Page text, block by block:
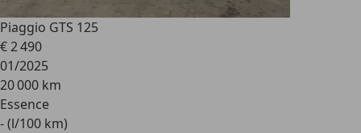
Piaggio GTS 125
€ 2 490
01/2025
20 000 km
Essence
- (l/100 km)